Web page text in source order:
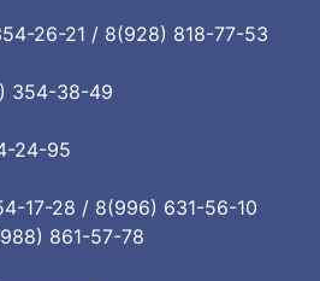
26-21 / 8(928) 818-77-53
354-38-49
24-95
17-28 / 8(996) 631-56-10
861-57-78